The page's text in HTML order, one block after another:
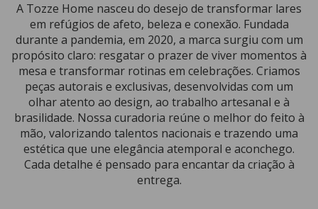
A Tozze Home nasceu do desejo de transformar lares
em refúgios de afeto, beleza e conexão. Fundada
durante a pandemia, em 2020, a marca surgiu com um
propósito claro: resgatar o prazer de viver momentos à
mesa e transformar rotinas em celebrações. Criamos
peças autorais e exclusivas, desenvolvidas com um
olhar atento ao design, ao trabalho artesanal e à
brasilidade. Nossa curadoria reúne o melhor do feito à
mão, valorizando talentos nacionais e trazendo uma
estética que une elegância atemporal e aconchego.
Cada detalhe é pensado para encantar da criação à
entrega.